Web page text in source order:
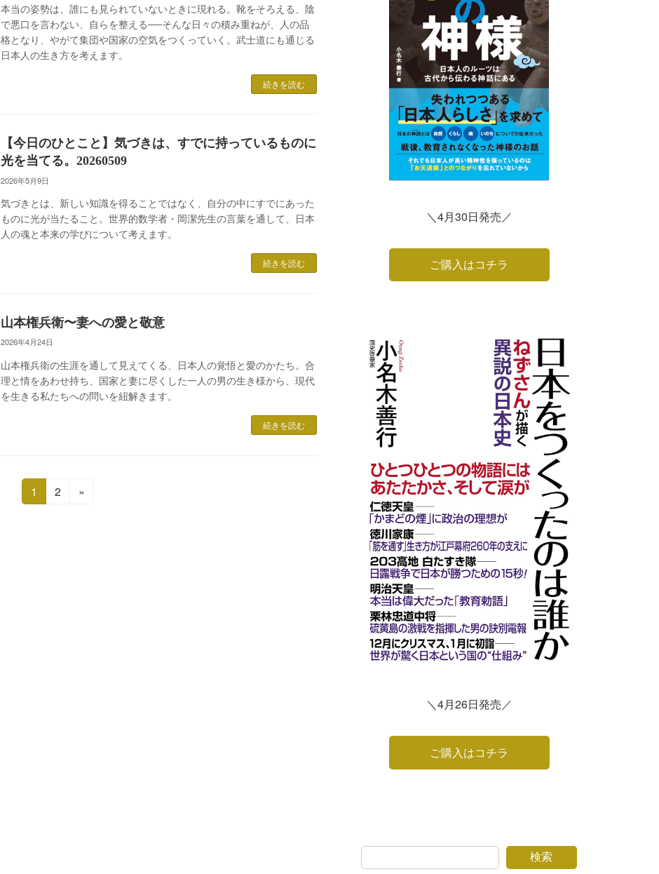
本当の姿勢は、誰にも見られていないときに現れる。靴をそろえる、陰
で悪口を言わない、自らを整える──そんな日々の積み重ねが、人の品
格となり、やがて集団や国家の空気をつくっていく。武士道にも通じる
日本人の生き方を考えます。
続きを読む
【今日のひとこと】気づきは、すでに持っているものに
光を当てる。20260509
2026年5月9日
気づきとは、新しい知識を得ることではなく、自分の中にすでにあった
ものに光が当たること。世界的数学者・岡潔先生の言葉を通して、日本
人の魂と本来の学びについて考えます。
続きを読む
山本権兵衛〜妻への愛と敬意
2026年4月24日
山本権兵衛の生涯を通して見えてくる、日本人の覚悟と愛のかたち。合
理と情をあわせ持ち、国家と妻に尽くした一人の男の生き様から、現代
を生きる私たちへの問いを紐解きます。
続きを読む
固
定
1
固
2 »
＼4月30日発売／
ご購入はコチラ
＼4月26日発売／
ご購入はコチラ
検索